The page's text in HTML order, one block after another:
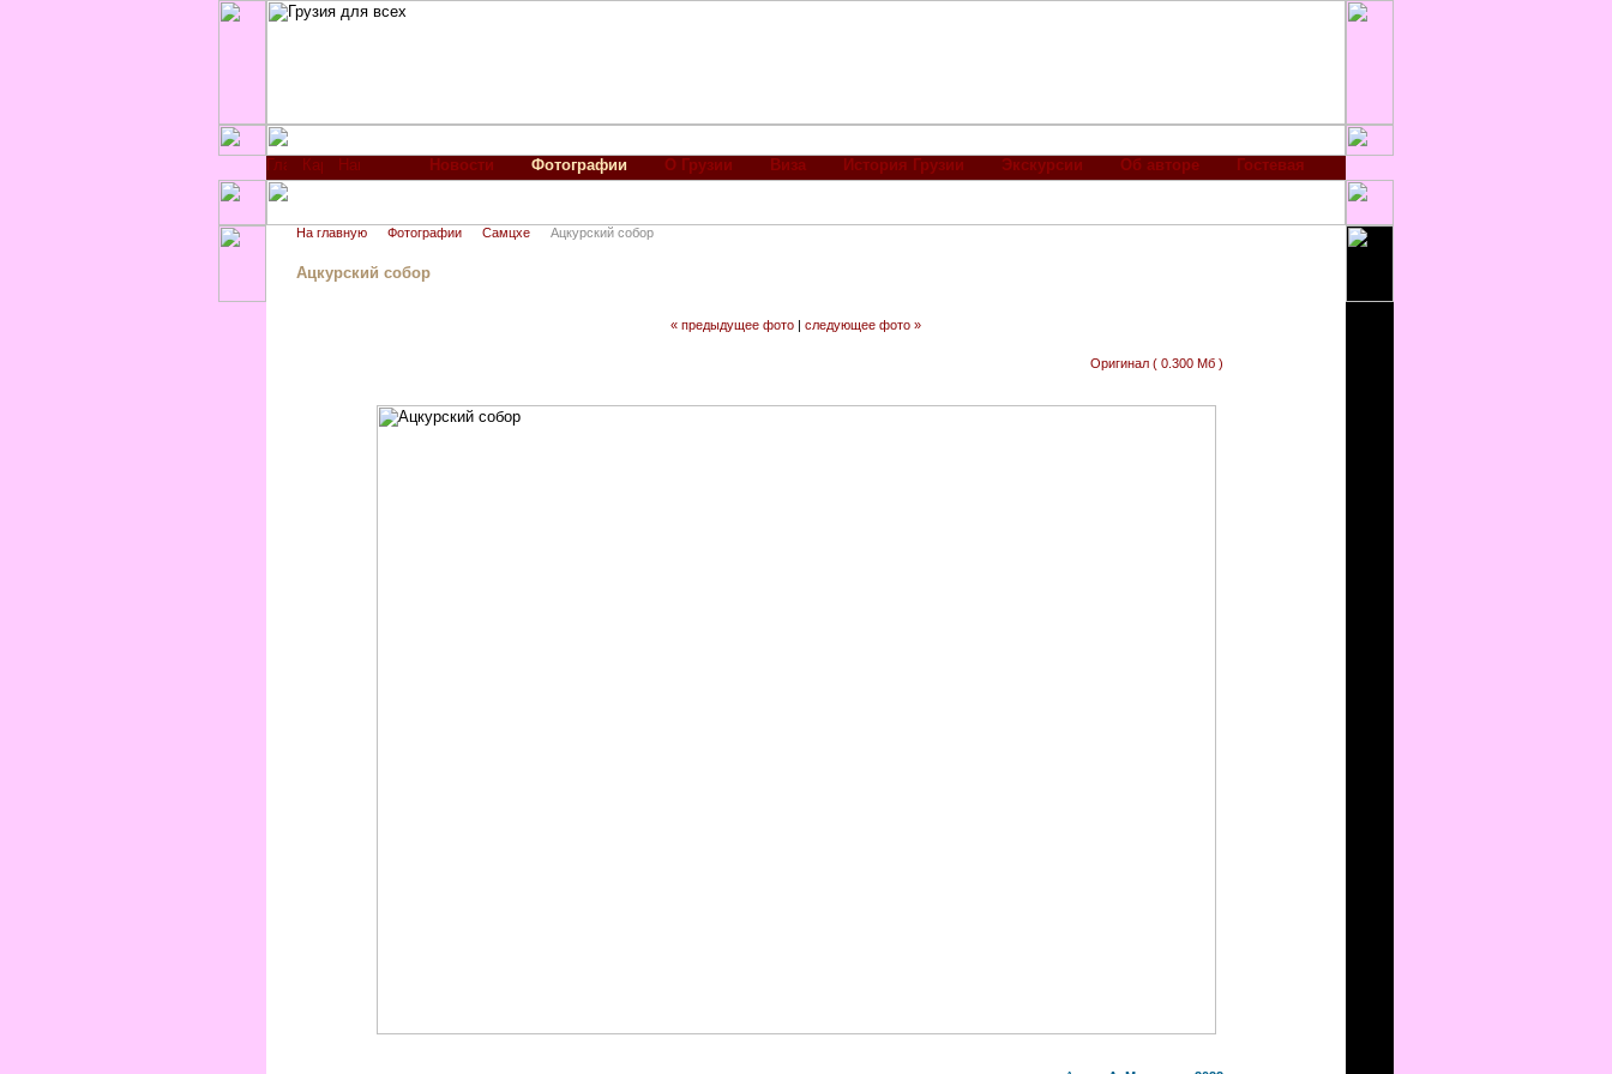
Новости Фотографии О Грузии Виза История Грузии Экскурсии Об авторе Гостевая
На главную Фотографии Самцхе Ацкурский собор
Ацкурский собор
« предыдущее фото | следующее фото »
Оригинал ( 0.300 Мб )